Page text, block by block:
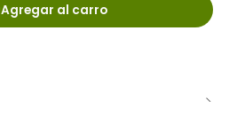
Agregar al carro